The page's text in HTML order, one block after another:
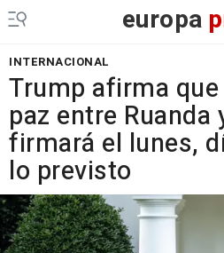
europa
INTERNACIONAL
Trump afirma
paz entre Ruanda
firmará el lunes,
lo previsto